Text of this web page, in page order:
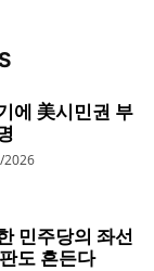
에 美시민권 부
2026
민주당의 좌선
도 흔든다